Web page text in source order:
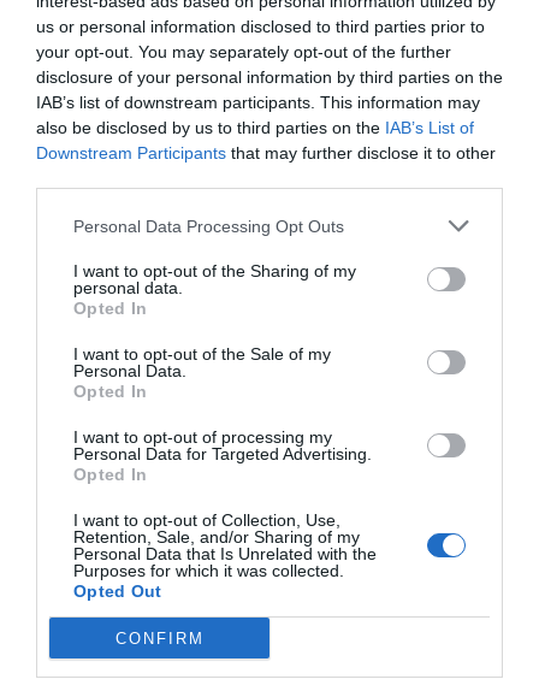
us or personal information disclosed to third parties prior to
your opt-out. You may separately opt-out of the further
disclosure of your personal information by third parties on the
IAB’s list of downstream participants. This information may
also be disclosed by us to third parties on the IAB’s List of
Downstream Participants that may further disclose it to other
Personal Data Processing Opt Outs
I want to opt-out of the Sharing of my
personal data.
Opted In
I want to opt-out of the Sale of my
Personal Data.
Opted In
I want to opt-out of processing my
Personal Data for Targeted Advertising.
Opted In
I want to opt-out of Collection, Use,
Retention, Sale, and/or Sharing of my
Personal Data that Is Unrelated with the
Purposes for which it was collected.
Opted Out
CONFIRM
por Redacción
Artículos anteriores
Opinión
Enormes minucias
El IBEX 35 cerró la sesión del miércoles en
los 20.057 puntos, un nuevo récord
Eulogio López
Ceuta. Nuestra Señora de África:
convertir al musulmán